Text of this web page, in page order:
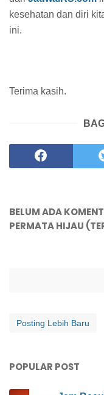
kesehatan dan diri
ini.
Terima kasih.
BELUM ADA
PERMATA HIJAU
Posting Lebih Baru
POPULAR POST